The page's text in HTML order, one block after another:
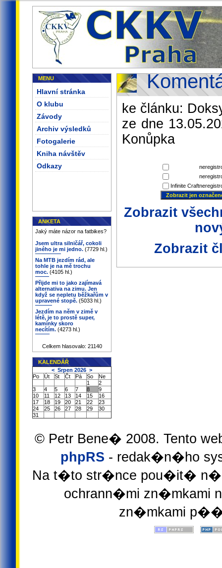
MENU
Hlavní stránka
O klubu
Závody
Archiv výsledků
Fotogalerie
Kniha návštěv
Odkazy
ANKETA
Jaký máte názor na fatbikes?
Jsem ultra silničář, cokoli
jiného je mi jedno. (7729 hl.)
Na MTB jezdím rád, ale
tohle je na mě trochu
moc. (4105 hl.)
Přijde mi to jako zajímavá
alternativa na zimu. Jen
když se nepletu běžkařům v
upravené stopě. (5033 hl.)
Jezdím na něm v zimě v
létě, je to prostě super,
kamínky skoro
necítím. (4273 hl.)
Celkem hlasovalo: 21140
KALENDÁŘ
< Srpen 2026 >
Po
Út St Čt Pá So
Ne
1
2
3
4 5 6 7 8
9
10
11 12 13 14 15
16
17
18 19 20 21 22
23
24
25 26 27 28 29
30
31
ke článku:
ze dne
Konůpka
Infinite Craft
Zobrazit
Zobrazit
© Petr Bene� 2008. Tento
phpRS - redak�n�ho
Na t�to str�nce pou�it�
ochrann�mi zn�mkami
zn�mkami